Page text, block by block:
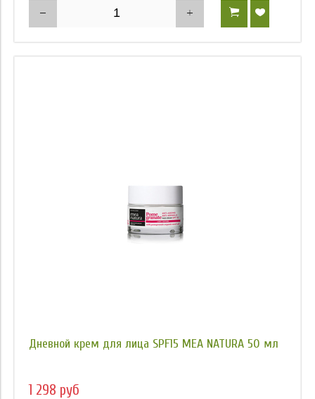
Дневной крем для лица SPF15 MEA NATURA 50 мл
1 298 руб